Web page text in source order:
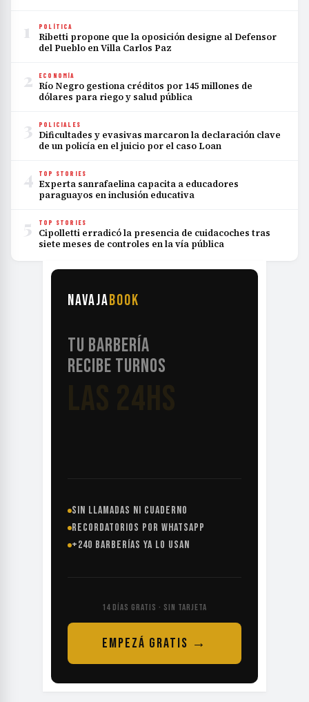
1 POLÍTICA
Ribetti propone que la oposición designe al Defensor
del Pueblo en Villa Carlos Paz
2 ECONOMÍA
Río Negro gestiona créditos por 145 millones de
dólares para riego y salud pública
3 POLICIALES
Dificultades y evasivas marcaron la declaración clave
de un policía en el juicio por el caso Loan
4 TOP STORIES
Experta sanrafaelina capacita a educadores
paraguayos en inclusión educativa
5 TOP STORIES
Cipolletti erradicó la presencia de cuidacoches tras
siete meses de controles en la vía pública
NAVAJABOOK
TU BARBERÍA
RECIBE TURNOS
SIN LLAMADAS NI CUADERNO
RECORDATORIOS POR WHATSAPP
+240 BARBERÍAS YA LO USAN
14 DÍAS GRATIS · SIN TARJETA
EMPEZÁ GRATIS →